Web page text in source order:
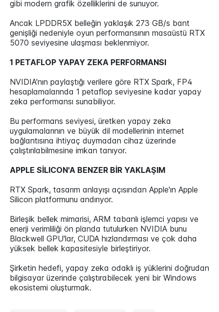
gibi modern grafik özelliklerini de sunuyor.
Ancak LPDDR5X belleğin yaklaşık 273 GB/s bant
genişliği nedeniyle oyun performansının masaüstü RTX
5070 seviyesine ulaşması beklenmiyor.
1 PETAFLOP YAPAY ZEKA PERFORMANSI
NVIDIA'nın paylaştığı verilere göre RTX Spark, FP4
hesaplamalarında 1 petaflop seviyesine kadar yapay
zeka performansı sunabiliyor.
Bu performans seviyesi, üretken yapay zeka
uygulamalarının ve büyük dil modellerinin internet
bağlantısına ihtiyaç duymadan cihaz üzerinde
çalıştırılabilmesine imkan tanıyor.
APPLE SİLICON'A BENZER BİR YAKLAŞIM
RTX Spark, tasarım anlayışı açısından Apple'ın Apple
Silicon platformunu andırıyor.
Birleşik bellek mimarisi, ARM tabanlı işlemci yapısı ve
enerji verimliliği ön planda tutulurken NVIDIA bunu
Blackwell GPU'lar, CUDA hızlandırması ve çok daha
yüksek bellek kapasitesiyle birleştiriyor.
Şirketin hedefi, yapay zeka odaklı iş yüklerini doğrudan
bilgisayar üzerinde çalıştırabilecek yeni bir Windows
ekosistemi oluşturmak.